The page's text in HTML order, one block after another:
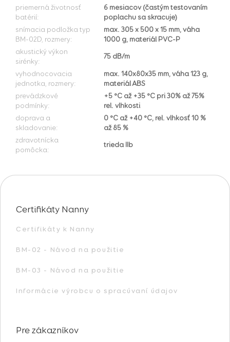
priemerná životnosť
batérií:
6 mesiacov (častým testovaním
poplachu sa skracuje)
snímacia podložka typ
BM-02D, rozmery:
max. 305 x 500 x 15 mm, váha
1000 g, materiál PVC-P
akustický výkon
sirénky:
75 dB/m
vyhodnocovacia
jednotka, rozmery:
max. 140x80x35 mm, váha 123 g,
materiál ABS
prevádzkové
podmínky:
+5 °C až +35 °C pri 30% až 75%
rel. vlhkosti
doprava a
skladovanie:
0 °C až +40 °C, rel. vlhkosť 10 %
až 85 %
zdravotnícka
pomôcka:
trieda IIb
Z
Certifikáty Nanny
Certifikáty k Nanny
BM-02 - Návod na použitie
BM-03 - Návod na použitie
Informácie výrobcu o spracúvaní údajov
Pre zákazníkov